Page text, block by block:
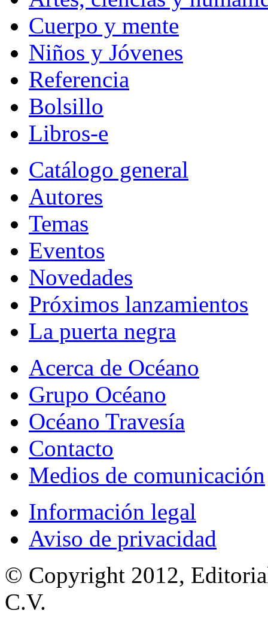
Cuerpo y mente
Niños y Jóvenes
Referencia
Bolsillo
Libros-e
Catálogo general
Autores
Temas
Eventos
Novedades
Próximos lanzamientos
La puerta negra
Acerca de Océano
Grupo Océano
Océano Travesía
Contacto
Medios de comunicación
Información legal
Aviso de privacidad
© Copyright 2012,
C.V.